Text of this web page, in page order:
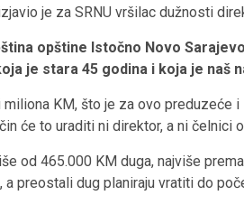
je za SRNU vršilac dužnosti
opštine Istočno Novo
je stara 45 godina i koja je naš
KM, što je za ovo preduzeće
će to uraditi ni direktor, a ni čelnici
od 465.000 KM duga, najviše
preostali dug planiraju vratiti do